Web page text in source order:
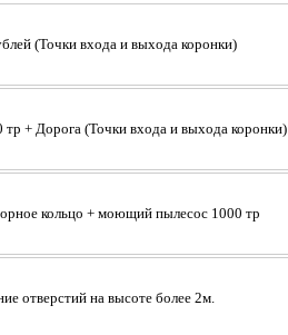
(Точки входа и выхода коронки)
тр + Дорога (Точки входа и выхода коронки)
кольцо + моющий пылесос 1000 тр
отверстий на высоте более 2м.